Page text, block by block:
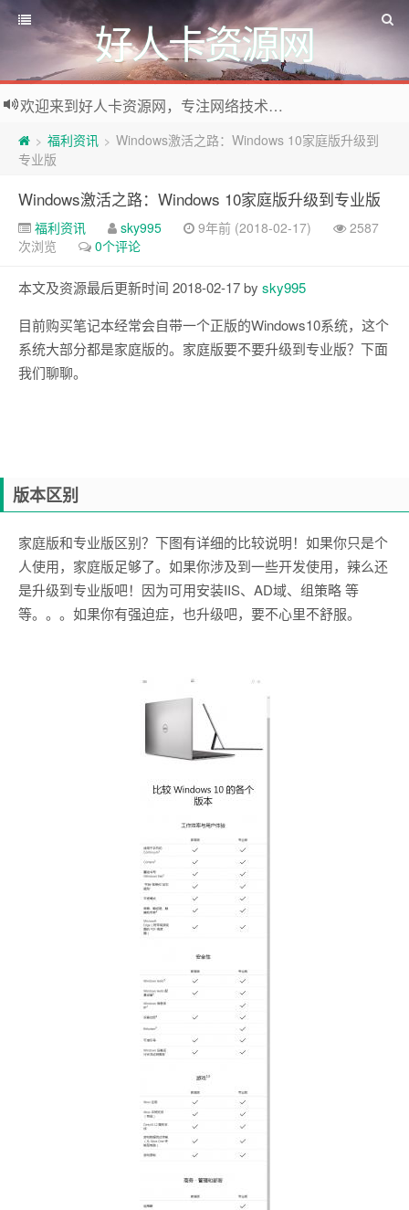
好人卡资源网
欢迎来到好人卡资源网，专注网络技术资源收集，我们不仅是网络资源的搬运工，也生产原创资源。寻找资源请留言或关注公众号:烈日下的男人
> 福利资讯 > Windows激活之路：Windows 10家庭版升级到
专业版
Windows激活之路：Windows 10家庭版升级到专业版
福利资讯 sky995 9年前 (2018-02-17)
2587
次浏览
0个评论
本文及资源最后更新时间 2018-02-17 by sky995
目前购买笔记本经常会自带一个正版的Windows10系统，这个
系统大部分都是家庭版的。家庭版要不要升级到专业版？下面
我们聊聊。
版本区别
家庭版和专业版区别？下图有详细的比较说明！如果你只是个
人使用，家庭版足够了。如果你涉及到一些开发使用，辣么还
是升级到专业版吧！因为可用安装IIS、AD域、组策略 等
等。。。如果你有强迫症，也升级吧，要不心里不舒服。